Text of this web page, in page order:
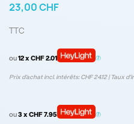
23,00 CHF
TTC
ou12 x CHF 2.01
Prix d’achat incl. intérêts: CHF 24.12 | Taux
ou3 x CHF 7.95